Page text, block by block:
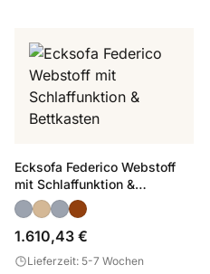
Ecksofa Federico Webstoff
mit Schlaffunktion &
Bettkasten
1.610,43 €
Lieferzeit: 5-7 Wochen